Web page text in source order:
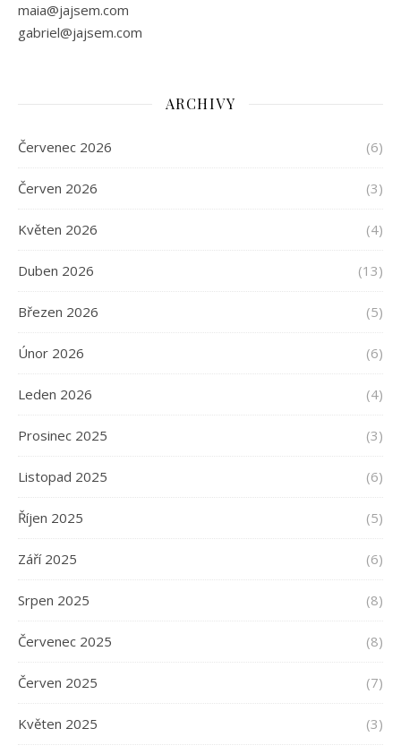
maia@jajsem.com
gabriel@jajsem.com
ARCHIVY
Červenec 2026 (6)
Červen 2026 (3)
Květen 2026 (4)
Duben 2026 (13)
Březen 2026 (5)
Únor 2026 (6)
Leden 2026 (4)
Prosinec 2025 (3)
Listopad 2025 (6)
Říjen 2025 (5)
Září 2025 (6)
Srpen 2025 (8)
Červenec 2025 (8)
Červen 2025 (7)
Květen 2025 (3)